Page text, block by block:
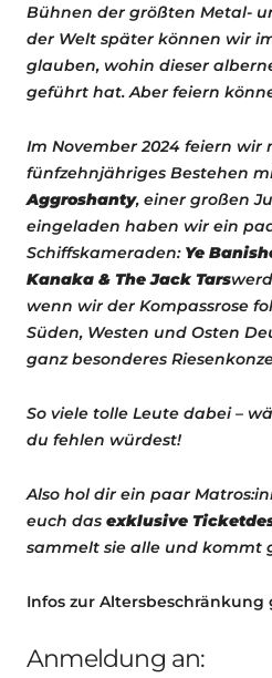
Bühnen der größten Metal-
der Welt später können wir
glauben, wohin dieser
geführt hat. Aber feiern
Im November 2024 feiern wir
fünfzehnjähriges Bestehen
Aggroshanty, einer großen
eingeladen haben wir ein
Schiffskameraden: Ye
Kanaka & The Jack Tars
wenn wir der Kompassrose
Süden, Westen und Osten
ganz besonderes
So viele tolle Leute dabei –
du fehlen würdest!
Also hol dir ein paar
euch das exklusive
sammelt sie alle und kommt
Infos zur Altersbeschränkung
Anmeldung an: